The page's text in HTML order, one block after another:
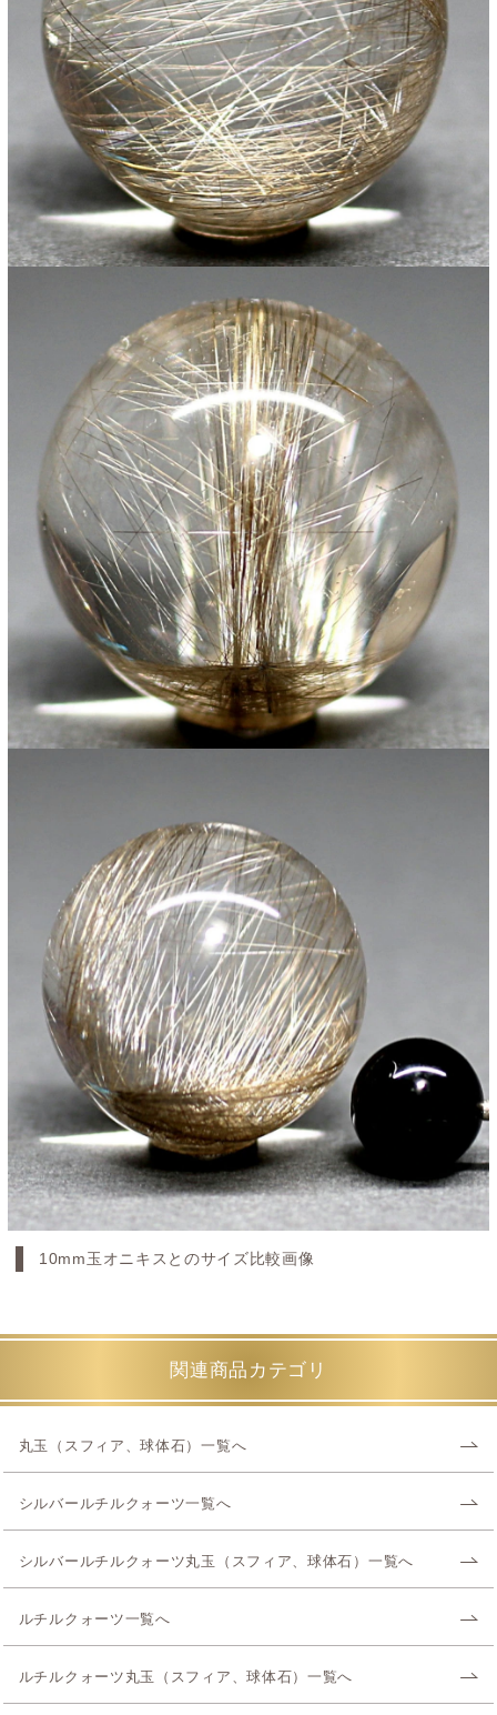
10mm玉オニキスとのサイズ比較画像
関連商品カテゴリ
丸玉（スフィア、球体石）一覧へ
シルバールチルクォーツ一覧へ
シルバールチルクォーツ丸玉（スフィア、球体石）一覧へ
ルチルクォーツ一覧へ
ルチルクォーツ丸玉（スフィア、球体石）一覧へ